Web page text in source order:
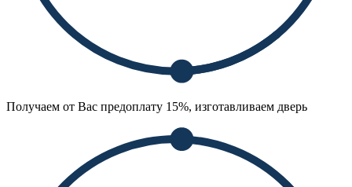
Получаем от Вас предоплату 15%, изготавливаем дверь